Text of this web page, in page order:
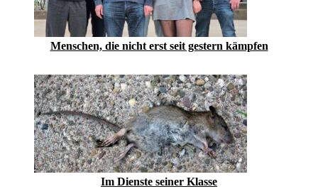
Menschen, die nicht erst seit gestern kämpfen
Im Dienste seiner Klasse